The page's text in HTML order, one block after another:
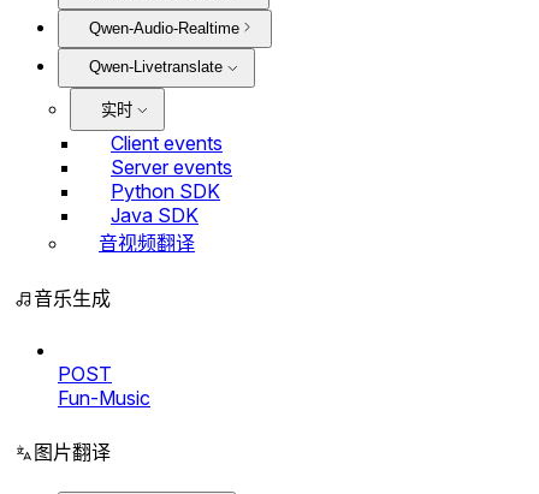
Qwen-Audio-Realtime
Qwen-Livetranslate
实时
Client events
Server events
Python SDK
Java SDK
音视频翻译
音乐生成
POST
Fun-Music
图片翻译